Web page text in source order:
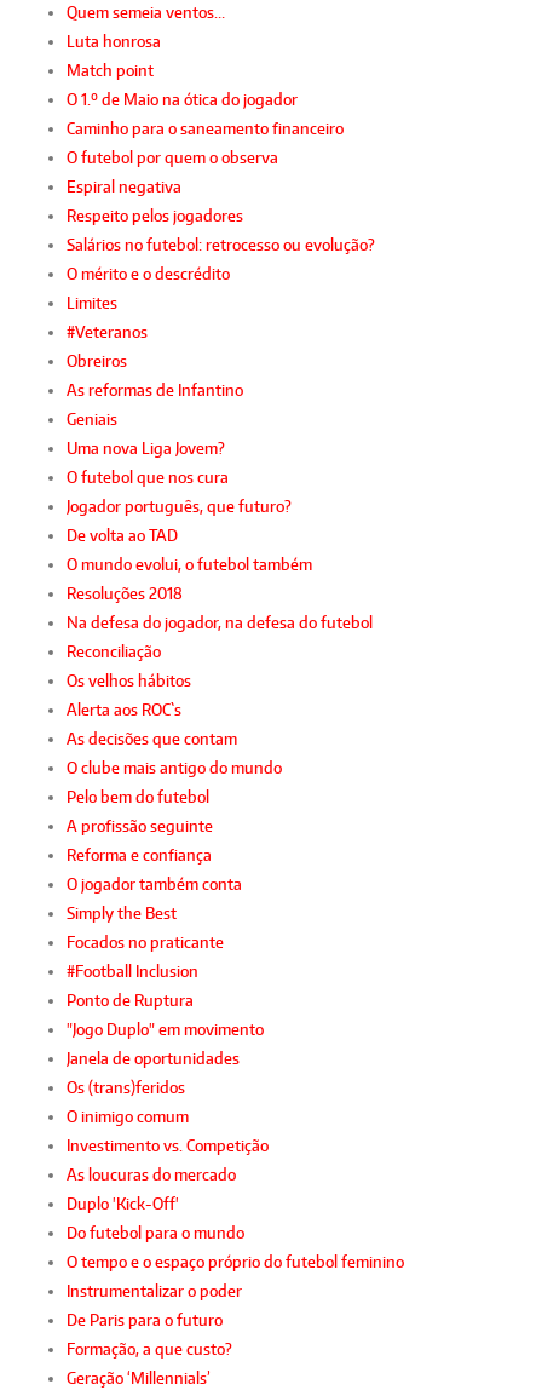
Quem semeia ventos…
Luta honrosa
Match point
O 1.º de Maio na ótica do jogador
Caminho para o saneamento financeiro
O futebol por quem o observa
Espiral negativa
Respeito pelos jogadores
Salários no futebol: retrocesso ou evolução?
O mérito e o descrédito
Limites
#Veteranos
Obreiros
As reformas de Infantino
Geniais
Uma nova Liga Jovem?
O futebol que nos cura
Jogador português, que futuro?
De volta ao TAD
O mundo evolui, o futebol também
Resoluções 2018
Na defesa do jogador, na defesa do futebol
Reconciliação
Os velhos hábitos
Alerta aos ROC`s
As decisões que contam
O clube mais antigo do mundo
Pelo bem do futebol
A profissão seguinte
Reforma e confiança
O jogador também conta
Simply the Best
Focados no praticante
#Football Inclusion
Ponto de Ruptura
"Jogo Duplo" em movimento
Janela de oportunidades
Os (trans)feridos
O inimigo comum
Investimento vs. Competição
As loucuras do mercado
Duplo 'Kick-Off'
Do futebol para o mundo
O tempo e o espaço próprio do futebol feminino
Instrumentalizar o poder
De Paris para o futuro
Formação, a que custo?
Geração ‘Millennials’